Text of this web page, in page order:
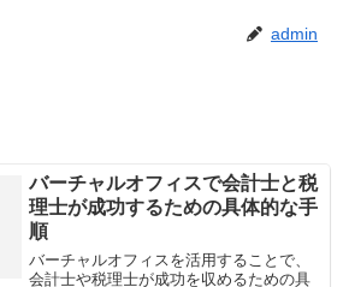
admin
バーチャルオフィスで会計士と税
理士が成功するための具体的な手
順
バーチャルオフィスを活用することで、
会計士や税理士が成功を収めるための具